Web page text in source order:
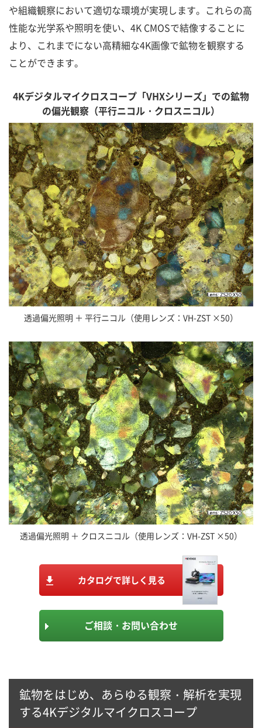
や組織観察において適切な環境が実現します。これらの高
性能な光学系や照明を使い、4K CMOSで結像することに
より、これまでにない高精細な4K画像で鉱物を観察する
ことができます。
4Kデジタルマイクロスコープ「VHXシリーズ」での鉱物
の偏光観察（平行ニコル・クロスニコル）
透過偏光照明 ＋ 平行ニコル（使用レンズ：VH-ZST ×50）
透過偏光照明 ＋ クロスニコル（使用レンズ：VH-ZST ×50）
カタログで詳しく見る
ご相談・お問い合わせ
鉱物をはじめ、あらゆる観察・解析を実現
する4Kデジタルマイクロスコープ